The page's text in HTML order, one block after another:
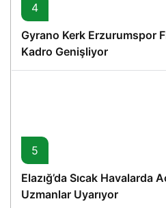
4
Gyrano Kerk Erzurumspor
Kadro Genişliyor
5
Elazığ’da Sıcak Havalarda
Uzmanlar Uyarıyor